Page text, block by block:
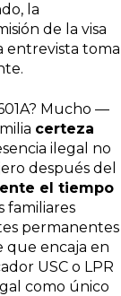
la
de la visa
entrevista toma
Mucho —
certeza
ilegal no
después del
el tiempo
familiares
permanentes
que encaja en
USC o LPR
como único